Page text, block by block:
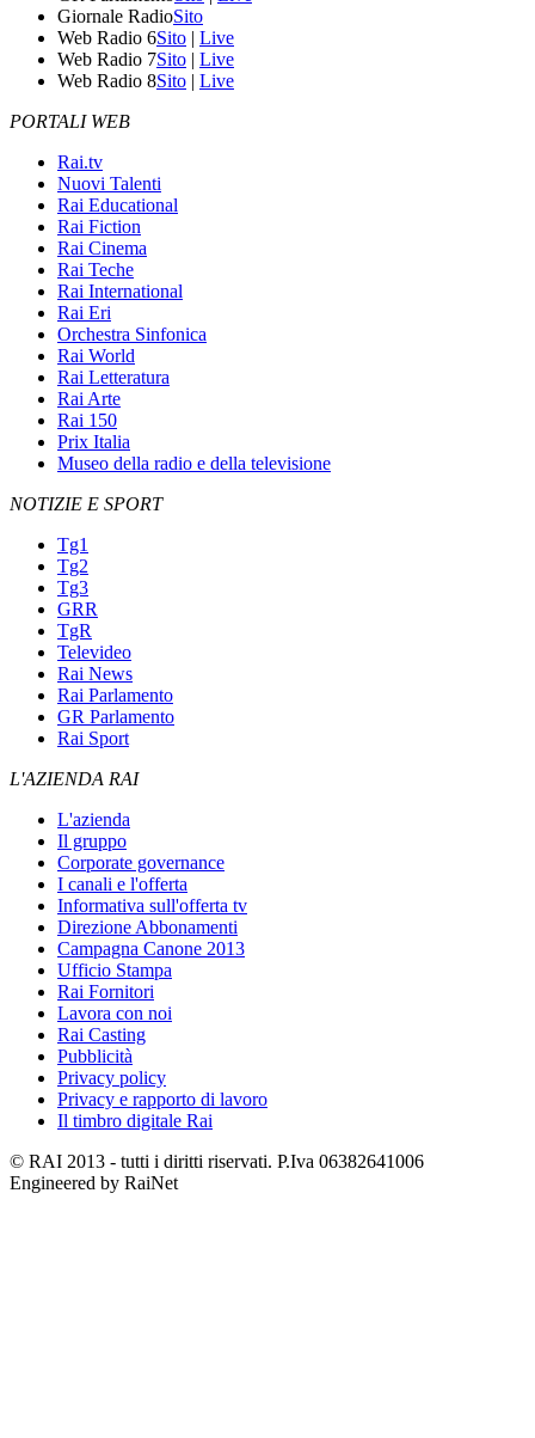
Giornale RadioSito
Web Radio 6Sito | Live
Web Radio 7Sito | Live
Web Radio 8Sito | Live
PORTALI WEB
Rai.tv
Nuovi Talenti
Rai Educational
Rai Fiction
Rai Cinema
Rai Teche
Rai International
Rai Eri
Orchestra Sinfonica
Rai World
Rai Letteratura
Rai Arte
Rai 150
Prix Italia
Museo della radio e della televisione
NOTIZIE E SPORT
Tg1
Tg2
Tg3
GRR
TgR
Televideo
Rai News
Rai Parlamento
GR Parlamento
Rai Sport
L'AZIENDA RAI
L'azienda
Il gruppo
Corporate governance
I canali e l'offerta
Informativa sull'offerta tv
Direzione Abbonamenti
Campagna Canone 2013
Ufficio Stampa
Rai Fornitori
Lavora con noi
Rai Casting
Pubblicità
Privacy policy
Privacy e rapporto di lavoro
Il timbro digitale Rai
© RAI 2013 - tutti i diritti riservati. P.Iva 06382641006
Engineered by RaiNet